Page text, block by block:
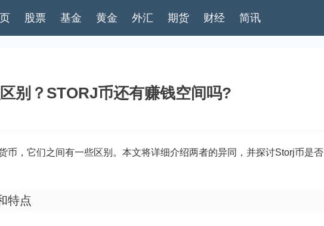
股票 基金 黄金 外汇 期货 财经 简讯
别？STORJ币还有赚钱空间吗?
，它们之间有一些区别。本文将详细介绍两者的异同，并探讨Storj币是否
特点